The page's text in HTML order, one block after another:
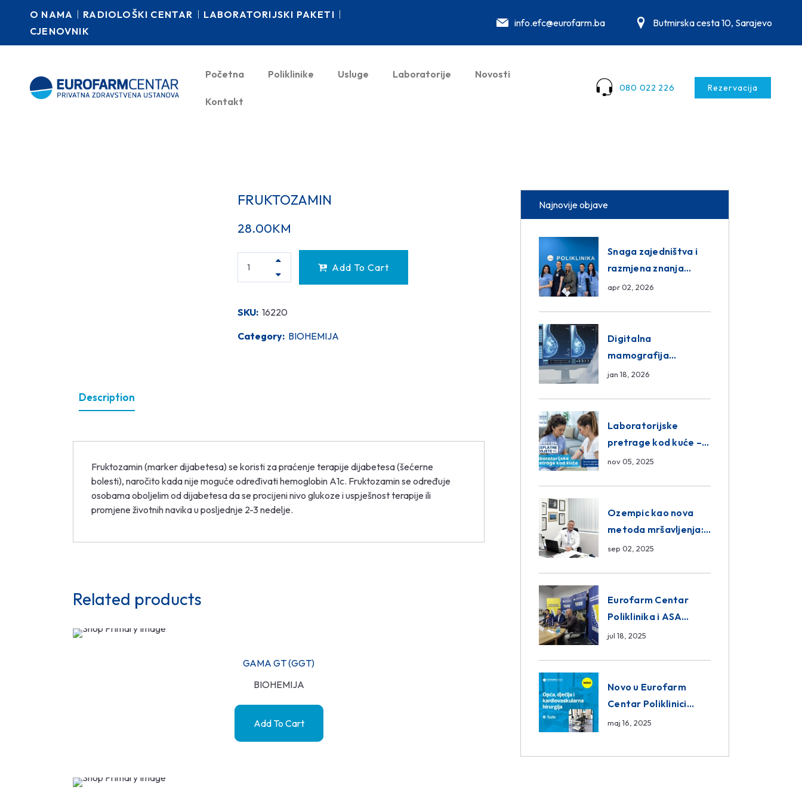
O NAMA RADIOLOŠKI CENTAR
LABORATORIJSKI PAKETI
CJENOVNIK
info.efc@eurofarm.ba Butmirska cesta 10, Sarajevo
Početna Poliklinike Usluge Laboratorije Novosti
Kontakt
080 022 226 Rezervacija
FRUKTOZAMIN
28.00KM
Add To Cart
SKU: 16220
Category: BIOHEMIJA
Description
Fruktozamin (marker dijabetesa) se koristi za praćenje terapije dijabetesa (šećerne
bolesti), naročito kada nije moguće određivati hemoglobin A1c. Fruktozamin se određuje
osobama oboljelim od dijabetesa da se procijeni nivo glukoze i uspješnost terapije ili
promjene životnih navika u posljednje 2-3 nedelje.
Related products
GAMA GT (GGT)
BIOHEMIJA
Add To Cart
Najnovije objave
Snaga zajedništva i
razmjena znanja
unutar ASA Medical
apr 02, 2026
Digitalna
mamografija
Sarajevo – Pregled
jan 18, 2026
Laboratorijske
pretrage kod kuće –
novo u Eurofam
nov 05, 2025
Ozempic kao nova
metoda mršavljenja:
da ili ne?
sep 02, 2025
Eurofarm Centar
Poliklinika i ASA
CENTRAL osiguranje
BiH
jul 18, 2025
Novo u Eurofarm
Centar Poliklinici
Tuzla – opća, dječija i
hirurgija
maj 16, 2025